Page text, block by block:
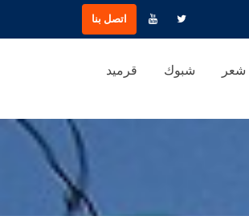
اتصل بنا
شعر شبوك قرميد